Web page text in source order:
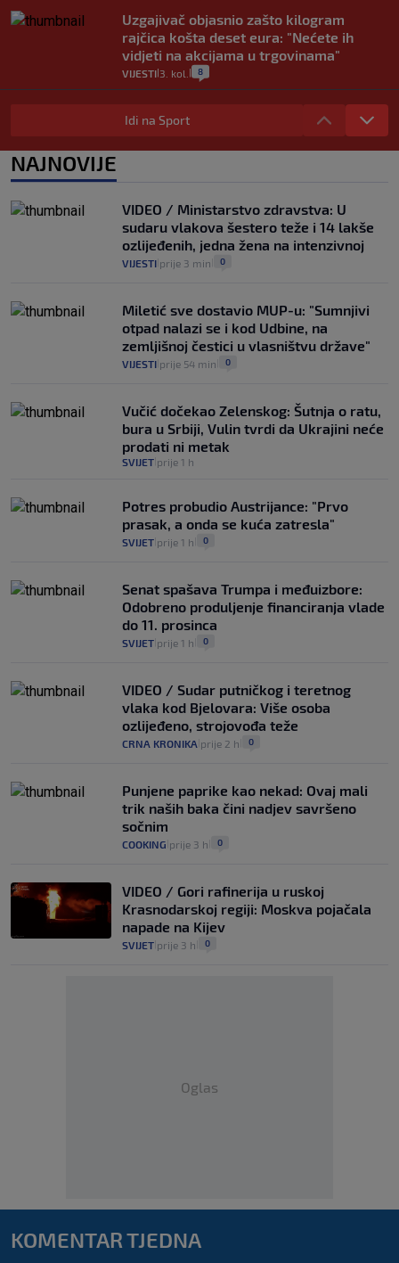
Uzgajivač objasnio zašto kilogram
rajčica košta deset eura: "Nećete ih
vidjeti na akcijama u trgovinama"
VIJESTI 3. kol. 8
Selidba je jedno od stresnijih iskustava.
Evo aktualnih cijena i nekoliko savjeta
VIJESTI 2. kol. 0
koliko iz Osijeka
VIJESTI 2. kol. 14
Idi na Sport
NAJNOVIJE
VIDEO / Ministarstvo zdravstva: U
sudaru vlakova šestero teže i 14 lakše
ozlijeđenih, jedna žena na intenzivnoj
VIJESTI prije 3 min 0
Miletić sve dostavio MUP-u: "Sumnjivi
otpad nalazi se i kod Udbine, na
zemljišnoj čestici u vlasništvu države"
VIJESTI prije 54 min 0
Vučić dočekao Zelenskog: Šutnja o ratu,
bura u Srbiji, Vulin tvrdi da Ukrajini neće
prodati ni metak
SVIJET prije 1 h
Potres probudio Austrijance: "Prvo
prasak, a onda se kuća zatresla"
SVIJET prije 1 h 0
Senat spašava Trumpa i međuizbore:
Odobreno produljenje financiranja vlade
do 11. prosinca
SVIJET prije 1 h 0
VIDEO / Sudar putničkog i teretnog
vlaka kod Bjelovara: Više osoba
ozlijeđeno, strojovođa teže
CRNA KRONIKA prije 2 h 0
Punjene paprike kao nekad: Ovaj mali
trik naših baka čini nadjev savršeno
sočnim
COOKING prije 3 h 0
VIDEO / Gori rafinerija u ruskoj
Krasnodarskoj regiji: Moskva pojačala
napade na Kijev
SVIJET prije 3 h 0
Oglas
KOMENTAR TJEDNA